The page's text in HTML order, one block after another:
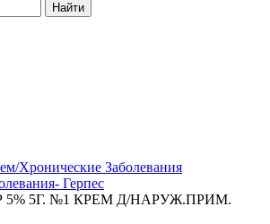
Найти
Хронические Заболевания
Герпес
5Г. №1 КРЕМ Д/НАРУЖ.ПРИМ.